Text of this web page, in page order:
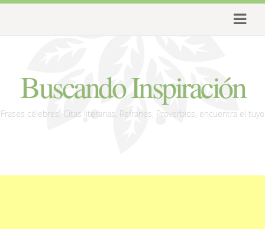
Buscando Inspiración
Frases célebres, Citas literarias, Refranes, Proverbios, encuentra el tuyo